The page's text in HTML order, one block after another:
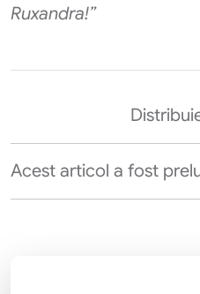
Ruxandra!”
Acest articol a fost